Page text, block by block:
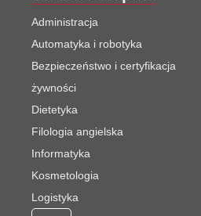
Administracja
Automatyka i robotyka
Bezpieczeństwo i certyfikacja
żywności
Dietetyka
Filologia angielska
Informatyka
Kosmetologia
Logistyka